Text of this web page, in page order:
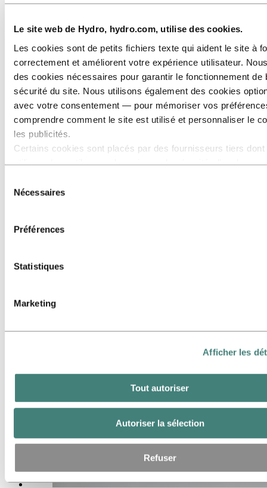
Le site web de Hydro, hydro.com, utilise des cookies.
Les cookies sont de petits fichiers texte qui aident le site à
correctement et améliorent votre expérience utilisateur.
des cookies nécessaires pour garantir le fonctionnement de
sécurité du site. Nous utilisons également des cookies
avec votre consentement — pour mémoriser vos
comprendre comment le site est utilisé et personnaliser le
les publicités.
Certains cookies sont placés par des fournisseurs tiers dont
de votre utilisation de notre site avec d’autres données que
Responsable du traitement des données personnelles
liste des cookies ci‑dessous.
Nécessaires
Préférences
Statistiques
Marketing
Afficher les
Tout autoriser
Autoriser la sélection
Refuser
Finance et comptabilité